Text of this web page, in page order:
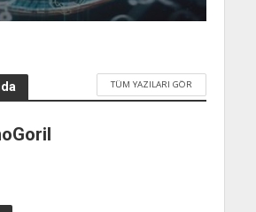
TÜM YAZILARI GÖR